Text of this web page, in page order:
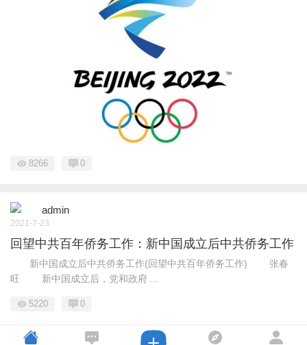
8266 0
admin
2021-7-23
回望中共百年侨务工作：新中国成立后中共侨务工作
新中国成立后中共侨务工作(回望中共百年侨务工作) 张春
旺 新中国成立后，党和政府 ...
5220 0